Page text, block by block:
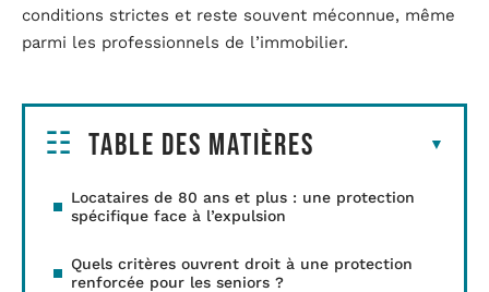
conditions strictes et reste souvent méconnue, même
parmi les professionnels de l’immobilier.
Table des matières
Locataires de 80 ans et plus : une protection
spécifique face à l’expulsion
Quels critères ouvrent droit à une protection
renforcée pour les seniors ?